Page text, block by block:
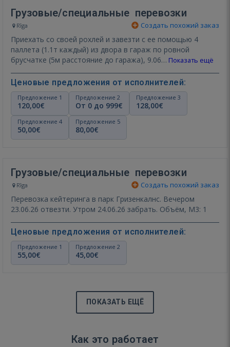
Грузовые/специальные перевозки
Rīga Создать похожий заказ
Приехать со своей рохлей и завезти с ее помощью 4
паллета (1.1т каждый) из двора в гараж по ровной
брусчатке (5м расстояние до гаража), 9.06… Показать ещё
Ценовые предложения от исполнителей:
Предложение 1
120,00€
Предложение 2
От 0 до 999€
Предложение 3
128,00€
Предложение 4
50,00€
Предложение 5
80,00€
Грузовые/специальные перевозки
Rīga Создать похожий заказ
Перевозка кейтеринга в парк Гризенкалнс. Вечером
23.06.26 отвезти. Утром 24.06.26 забрать. Объём, М3: 1
Ценовые предложения от исполнителей:
Предложение 1
55,00€
Предложение 2
45,00€
ПОКАЗАТЬ ЕЩЁ
Как это работает